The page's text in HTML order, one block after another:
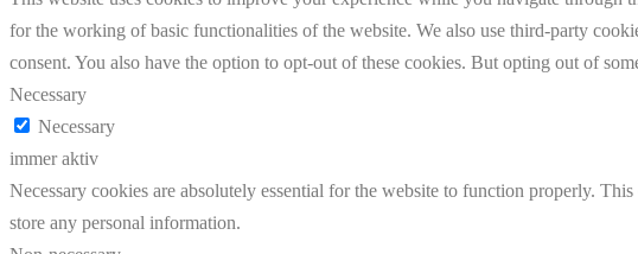
for the working of basic functionalities of the website. We also use third-party
consent. You also have the option to opt-out of these cookies. But opting out of
Necessary
Necessary
immer aktiv
Necessary cookies are absolutely essential for the website to function properly.
store any personal information.